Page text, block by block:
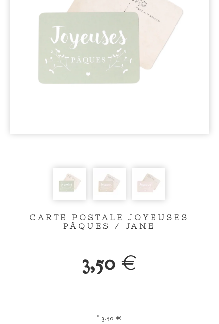
CARTE POSTALE JOYEUSES
PÂQUES / JANE
3,50 €
° 3.50 €